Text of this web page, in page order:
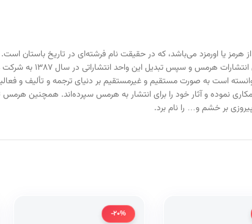
یا اورمزد می‌باشد، که در حقیقت نام فرشته‌ای در تاریخ باستان است.
معروف‌ترین انتشارات کتاب ایران، با
است به صورت مستقیم و غیرمستقیم بر دنیای ترجمه و تألیف و
بر خشم و… را نام برد.
-20%